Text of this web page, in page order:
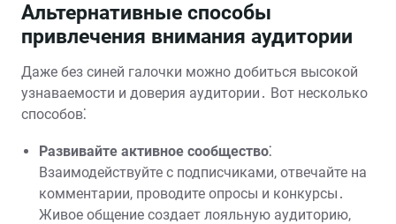
Альтернативные способы
привлечения внимания аудитории
Даже без синей галочки можно добиться высокой
узнаваемости и доверия аудитории․ Вот несколько
способов⁚
Развивайте активное сообщество⁚
Взаимодействуйте с подписчиками, отвечайте на
комментарии, проводите опросы и конкурсы․
Живое общение создает лояльную аудиторию,